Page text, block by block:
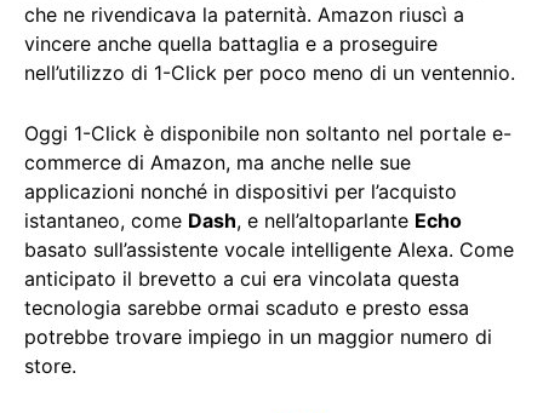
che ne rivendicava la paternità. Amazon riuscì a
vincere anche quella battaglia e a proseguire
nell’utilizzo di 1-Click per poco meno di un ventennio.
Oggi 1-Click è disponibile non soltanto nel portale e-
commerce di Amazon, ma anche nelle sue
applicazioni nonché in dispositivi per l’acquisto
istantaneo, come Dash, e nell’altoparlante Echo
basato sull’assistente vocale intelligente Alexa. Come
anticipato il brevetto a cui era vincolata questa
tecnologia sarebbe ormai scaduto e presto essa
potrebbe trovare impiego in un maggior numero di
store.